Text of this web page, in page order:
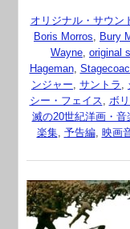
オリジナル・サウン
Boris Morros
Bury
Wayne original
Hageman,
ンジャー サントラ
シー・フェイス
ボ
滅の20世紀洋画・
楽集, 予告編, 映画